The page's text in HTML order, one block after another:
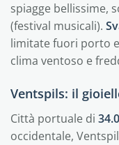
spiagge bellissime,
(festival musicali).
limitate fuori porto
clima ventoso e
Ventspils: il
Città portuale di
occidentale,